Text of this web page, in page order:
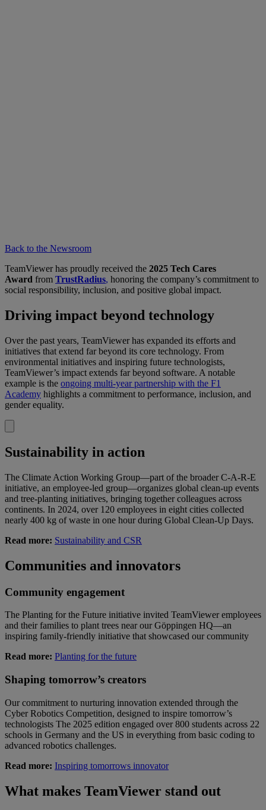
Back to the Newsroom
TeamViewer has proudly received the 2025 Tech Cares
Award from TrustRadius, honoring the company’s commitment to
social responsibility, inclusion, and positive global impact.
Driving impact beyond technology
Over the past years, TeamViewer has expanded its efforts and
initiatives that extend far beyond its core technology. From
environmental initiatives and inspiring future technologists,
TeamViewer’s impact extends far beyond software. A notable
example is the ongoing multi-year partnership with the F1
Academy highlights a commitment to performance, inclusion, and
gender equality.
Sustainability in action
The Climate Action Working Group—part of the broader C-A-R-E
initiative, an employee-led group—organizes global clean-up events
and tree-planting initiatives, bringing together colleagues across
continents. In 2024, over 120 employees in eight cities collected
nearly 400 kg of waste in one hour during Global Clean-Up Days.
Read more: Sustainability and CSR
Communities and innovators
Community engagement
The Planting for the Future initiative invited TeamViewer employees
and their families to plant trees near our Göppingen HQ—an
inspiring family-friendly initiative that showcased our community
Read more: Planting for the future
Shaping tomorrow’s creators
Our commitment to nurturing innovation extended through the
Cyber Robotics Competition, designed to inspire tomorrow’s
technologists The 2025 edition engaged over 800 students across 22
schools in Germany and the US in everything from basic coding to
advanced robotics challenges.
Read more: Inspiring tomorrows innovator
What makes TeamViewer stand out